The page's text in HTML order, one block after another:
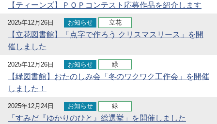
【ティーンズ】ＰＯＰコンテスト応募作品を紹介します
2025年12月26日 お知らせ 立花
【立花図書館】「点字で作ろう クリスマスリース」を開
催しました
2025年12月26日 お知らせ 緑
【緑図書館】おたのしみ会「冬のワクワク工作会」を開催
しました！
2025年12月24日 お知らせ 緑
「すみだ『ゆかりのひと』総選挙」を開催しました